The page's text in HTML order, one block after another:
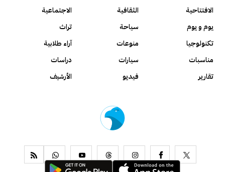
الافتتاحية
الثقافية
الاجتماعية
يوم و يوم
سياحة
تراث
تكنولوجيا
منوعات
آراء طلابية
مناسبات
سيارات
دراسات
تقارير
فيديو الأرشيف